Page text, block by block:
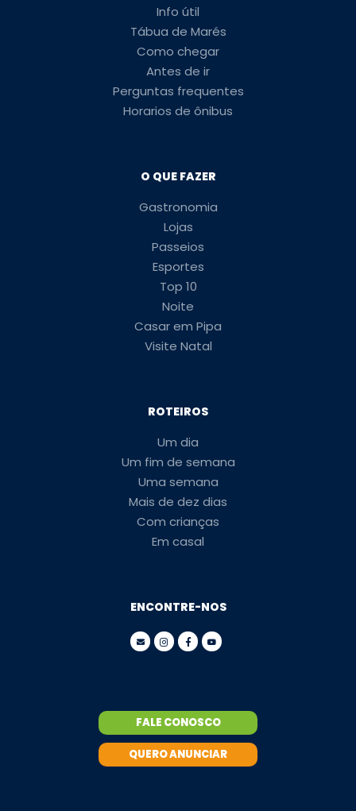
Info útil
Tábua de Marés
Como chegar
Antes de ir
Perguntas frequentes
Horarios de ônibus
O QUE FAZER
Gastronomia
Lojas
Passeios
Esportes
Top 10
Noite
Casar em Pipa
Visite Natal
ROTEIROS
Um dia
Um fim de semana
Uma semana
Mais de dez dias
Com crianças
Em casal
ENCONTRE-NOS
FALE CONOSCO
QUERO ANUNCIAR